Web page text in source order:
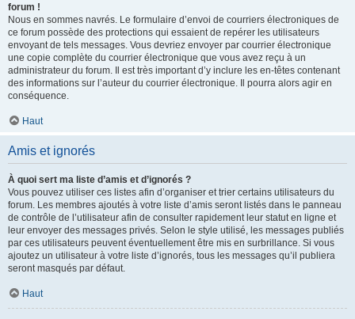
forum !
Nous en sommes navrés. Le formulaire d’envoi de courriers électroniques de
ce forum possède des protections qui essaient de repérer les utilisateurs
envoyant de tels messages. Vous devriez envoyer par courrier électronique
une copie complète du courrier électronique que vous avez reçu à un
administrateur du forum. Il est très important d’y inclure les en-têtes contenant
des informations sur l’auteur du courrier électronique. Il pourra alors agir en
conséquence.
Haut
Amis et ignorés
À quoi sert ma liste d’amis et d’ignorés ?
Vous pouvez utiliser ces listes afin d’organiser et trier certains utilisateurs du
forum. Les membres ajoutés à votre liste d’amis seront listés dans le panneau
de contrôle de l’utilisateur afin de consulter rapidement leur statut en ligne et
leur envoyer des messages privés. Selon le style utilisé, les messages publiés
par ces utilisateurs peuvent éventuellement être mis en surbrillance. Si vous
ajoutez un utilisateur à votre liste d’ignorés, tous les messages qu’il publiera
seront masqués par défaut.
Haut